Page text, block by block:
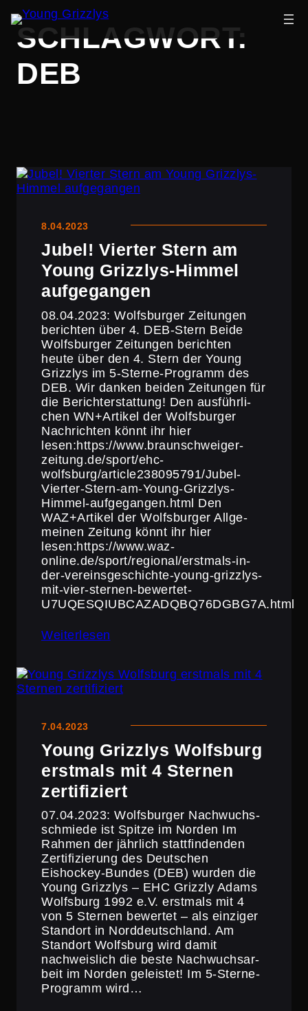
Zum
Inhalt
SCHLAGWORT:
DEB
8.04.2023
Jubel! Vierter Stern am
Young Grizzlys-Himmel
aufgegangen
08.04.2023: Wolfs­burger Zeitungen
berichten über 4. DEB-Stern Beide
Wolfs­burger Zeitungen berichten
heute über den 4. Stern der Young
Grizzlys im 5‑Sterne-Programm des
DEB. Wir danken beiden Zeitungen für
die Berichterstattung! Den ausführ­li­
chen WN+Artikel der Wolfs­burger
Nachrichten könnt ihr hier
lesen:https://www.braunschweiger-
zeitung.de/sport/ehc-
wolfsburg/article238095791/Jubel-
Vierter-Stern-am-Young-Grizzlys-
Himmel-aufgegangen.html Den
WAZ+Artikel der Wolfs­burger Allge­
meinen Zeitung könnt ihr hier
lesen:https://www.waz-
online.de/sport/regional/erstmals-in-
der-vereinsgeschichte-young-grizzlys-
mit-vier-sternen-bewertet-
U7UQESQIUBCAZADQBQ76DGBG7A.html
Weiterlesen
7.04.2023
Young Grizzlys Wolfsburg
erstmals mit 4 Sternen
zertifiziert
07.04.2023: Wolfs­burger Nachwuchs­
schmiede ist Spitze im Norden Im
Rahmen der jährlich statt­fin­denden
Zerti­fi­zie­rung des Deutschen
Eishockey-Bundes (DEB) wurden die
Young Grizzlys – EHC Grizzly Adams
Wolfsburg 1992 e.V. erstmals mit 4
von 5 Sternen bewertet – als einziger
Standort in Norddeutsch­land. Am
Standort Wolfsburg wird damit
nachweis­lich die beste Nachwuchs­ar­
beit im Norden geleistet! Im 5‑Sterne-
Programm wird…